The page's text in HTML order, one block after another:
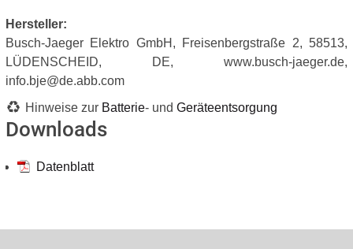
Hersteller:
Busch-Jaeger Elektro GmbH, Freisenbergstraße 2, 58513,
LÜDENSCHEID, DE, www.busch-jaeger.de,
info.bje@de.abb.com
Hinweise zur Batterie- und Geräteentsorgung
Downloads
Datenblatt